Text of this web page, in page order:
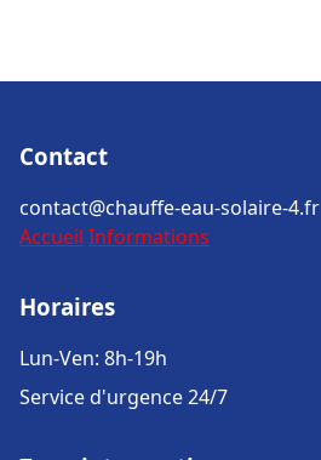
Contact
contact@chauffe-eau-solaire-4.fr
Accueil Informations
Horaires
Lun-Ven: 8h-19h
Service d'urgence 24/7